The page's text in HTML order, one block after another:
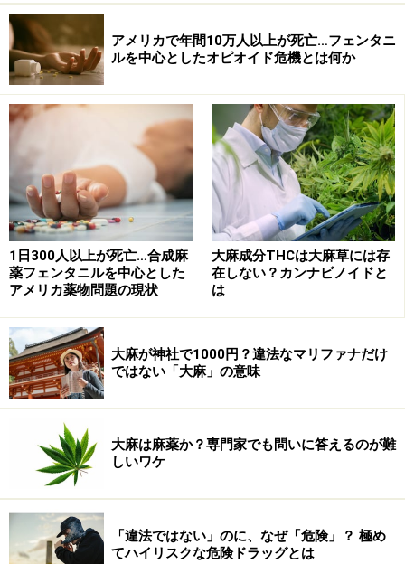
心身の動きがスローになる
力が出ない
強い疲労感
手足の震え
反射神経が鈍くなる
吸収されたトルエンが多量になると昏睡状態になった
り、致死性不整脈、呼吸停止などから生命を失う危険が
あります。また、トルエンは思考力、反射神経を低下さ
せるので、シンナー吸引時の車の運転は大変、危険な行
>> 次に、シンナーの長期使用が引き起こす問題について
述べます >>
※記事内容は執筆時点のものです。最新の内容をご確認くださ
い。
※当サイトにおける医師・医療従事者等による情報の提供は、診
断・治療行為ではありません。診断・治療を必要とする方は、適
切な医療機関での受診をおすすめいたします。記事内容は執筆者
のではありません。当サイトで提供する情報に基づいて被ったい
かなる損害についても、当社、各ガイド、その他当社と契約した
情報提供者は一切の責任を負いかねます。
アメリカで年間10万人以上が死亡…フェンタニ
ルを中心としたオピオイド危機とは何か
1日300人以上が死亡…合成麻
薬フェンタニルを中心とした
アメリカ薬物問題の現状
大麻成分THCは大麻草には存
在しない？カンナビノイドと
は
大麻が神社で1000円？違法なマリファナだけ
ではない「大麻」の意味
大麻は麻薬か？専門家でも問いに答えるのが難
しいワケ
「違法ではない」のに、なぜ「危険」？ 極め
てハイリスクな危険ドラッグとは